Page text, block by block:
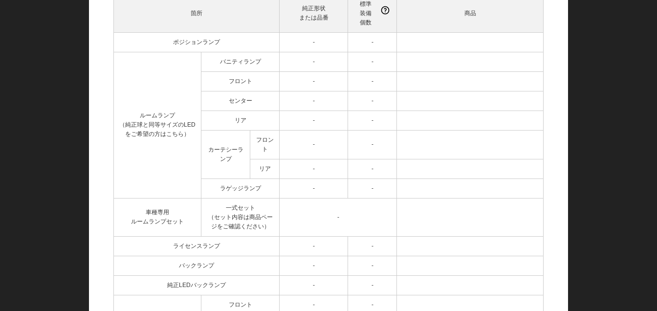
箇所
純正形状
または品番
標準
装備
個数
商品
ポジションランプ - -
ルームランプ
（純正球と同等サイズのLED
をご希望の方はこちら）
バニティランプ - -
フロント - -
センター - -
リア - -
カーテシーラ
ンプ
フロン
ト
- -
リア - -
ラゲッジランプ - -
車種専用
ルームランプセット
一式セット
（セット内容は商品ペー
ジをご確認ください）
-
ライセンスランプ - -
バックランプ - -
純正LEDバックランプ - -
フロント - -